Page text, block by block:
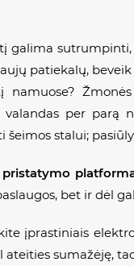
galima
patiekalų,
namuose?
per parą
stalui;
bet ir dėl
įprastiniais
ateities sumažėję,